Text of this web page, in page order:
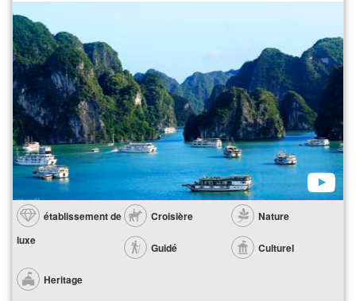
établissement de
luxe
Croisière Nature
Guidé Culturel
Heritage